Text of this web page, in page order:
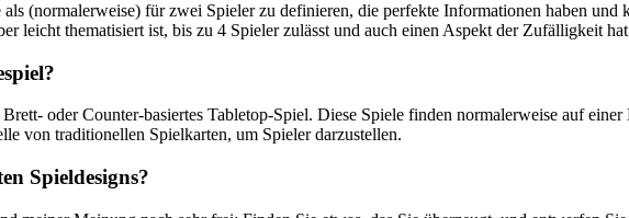
als (normalerweise) für zwei Spieler zu definieren, die perfekte Informationen haben
leicht thematisiert ist, bis zu 4 Spieler zulässt und auch einen Aspekt der Zufälligkeit
oder Counter-basiertes Tabletop-Spiel. Diese Spiele finden normalerweise auf
von traditionellen Spielkarten, um Spieler darzustellen.
Spieldesigns?